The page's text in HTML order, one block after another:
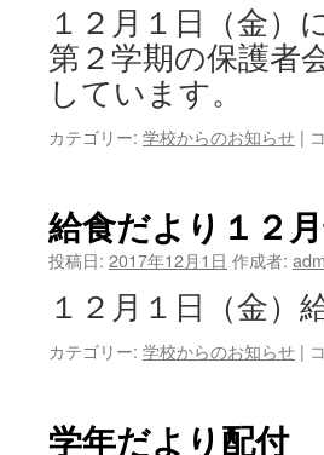
１２月１日（金）
第２学期の保護者
しています。
カテゴリー: 学校からのお知らせ | 学
よ
３
配
付
は
給食だより１２
投稿日: 2017年12月1日 作成者:
１２月１日（金
カテゴリー: 学校からのお知らせ | 給
学年だより配付